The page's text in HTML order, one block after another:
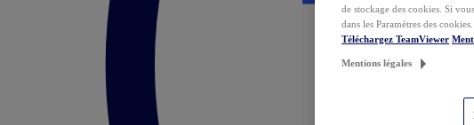
de stockage des cookies. Si
dans les Paramètres des cookies.
Téléchargez TeamViewer
Mentions légales